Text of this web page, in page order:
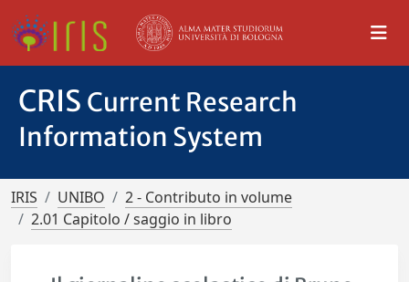
CRIS Current Research
Information System
IRIS UNIBO
2 - Contributo in volume
2.01 Capitolo / saggio in libro